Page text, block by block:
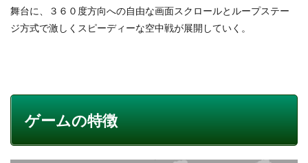
舞台に、３６０度方向への自由な画面スクロールとループステー
ジ方式で激しくスピーディーな空中戦が展開していく。
ゲームの特徴